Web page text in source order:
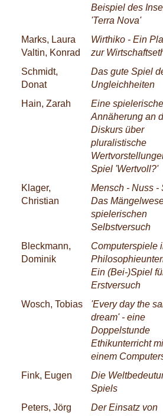
Beispiel des
'Terra Nova'
Marks, Laura
Valtin, Konrad
Wirthiko - Ein
zur
Schmidt,
Donat
Das gute Spiel
Ungleichheiten
Hain, Zarah
Eine spielerische
Annäherung an
Diskurs über
pluralistische
Spiel 'Wertvoll?'
Klager,
Christian
Mensch - Nuss -
Das
spielerischen
Selbstversuch
Bleckmann,
Dominik
Computerspiele
Ein (Bei-)Spiel
Erstversuch
Wosch, Tobias
'Every day the
dream' - eine
Doppelstunde
Ethikunterricht
einem
Fink, Eugen
Die
Spiels
Peters, Jörg
Der Einsatz von